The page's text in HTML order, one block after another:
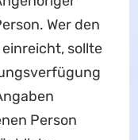
Wer den
sollte
Person